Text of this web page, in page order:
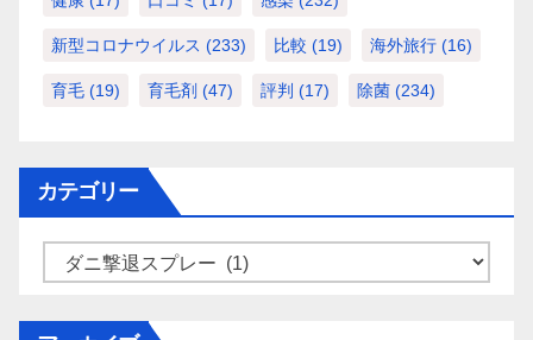
新型コロナウイルス (233) 比較 (19) 海外旅行 (16)
育毛 (19) 育毛剤 (47) 評判 (17) 除菌 (234)
カテゴリー